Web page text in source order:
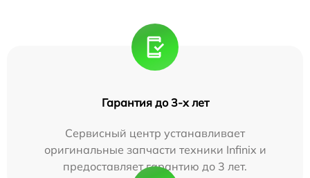
Гарантия до 3-х лет
Сервисный центр устанавливает
оригинальные запчасти техники Infinix и
предоставляет гарантию до 3 лет.